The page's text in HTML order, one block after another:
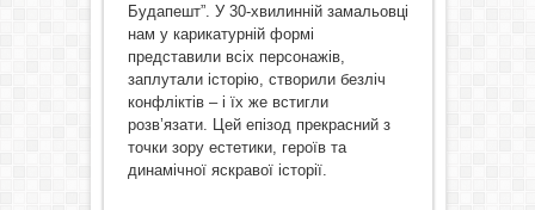
Будапешт”. У 30-хвилинній замальовці
нам у карикатурній формі
представили всіх персонажів,
заплутали історію, створили безліч
конфліктів – і їх же встигли
розв’язати. Цей епізод прекрасний з
точки зору естетики, героїв та
динамічної яскравої історії.